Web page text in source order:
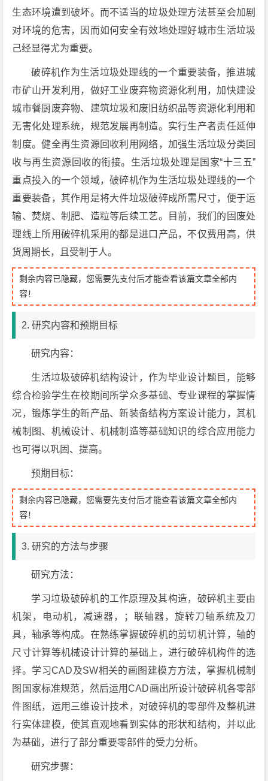
生态环境遭到破坏。而不适当的垃圾处理方法甚至会加剧
对环境的危害，因而如何安全有效地处理好城市生活垃圾
己经显得尤为重要。
破碎机作为生活垃圾处理线的一个重要装备，推进城
市矿山开发利用，做好工业废弃物资源化利用，加快建设
城市餐厨废弃物、建筑垃圾和废旧纺织品等资源化利用和
无害化处理系统，规范发展再制造。实行生产者责任延伸
制度。健全再生资源回收利用网络，加强生活垃圾分类回
收与再生资源回收的衔接。生活垃圾处理是国家“十三五”
重点投入的一个领域，破碎机作为生活垃圾处理线的一个
重要装备，其作用是将大件垃圾破碎成所需尺寸，便于运
输、焚烧、制肥、造粒等后续工艺。目前，我们的固废处
理线上所用破碎机采用的都是进口产品，不仅费用高，供
货周期长，且受制于人。
剩余内容已隐藏，您需要先支付后才能查看该篇文章全部内
容！
2. 研究内容和预期目标
研究内容：
生活垃圾破碎机结构设计，作为毕业设计题目，能够
综合检验学生在校期间所学众多基础、专业课程的掌握情
况，锻炼学生的新产品、新装备结构方案设计能力，其机
械制图、机械设计、机械制造等基础知识的综合应用能力
也可得以巩固、提高。
预期目标：
剩余内容已隐藏，您需要先支付后才能查看该篇文章全部内
容！
3. 研究的方法与步骤
研究方法：
学习垃圾破碎机的工作原理及其构造，破碎机主要由
机架，电动机，减速器，；联轴器，旋转刀轴系统及刀
具，轴承等构成。在熟练掌握破碎机的剪切机计算，轴的
尺寸计算等机械设计计算的基础上，进行破碎机构件的选
择。学习CAD及SW相关的画图建模方方法，掌握机械制
图国家标准规范，然后运用CAD画出所设计破碎机各零部
件图纸，运用三维设计技术，对破碎机的零部件及整机进
行实体建模，使其直观地看到实体的形状和结构，并以此
为基础，进行了部分重要零部件的受力分析。
研究步骤：